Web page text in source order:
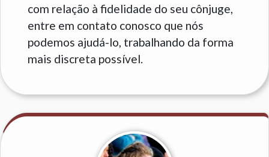
com relação à fidelidade do seu cônjuge,
entre em contato conosco que nós
podemos ajudá-lo, trabalhando da forma
mais discreta possível.